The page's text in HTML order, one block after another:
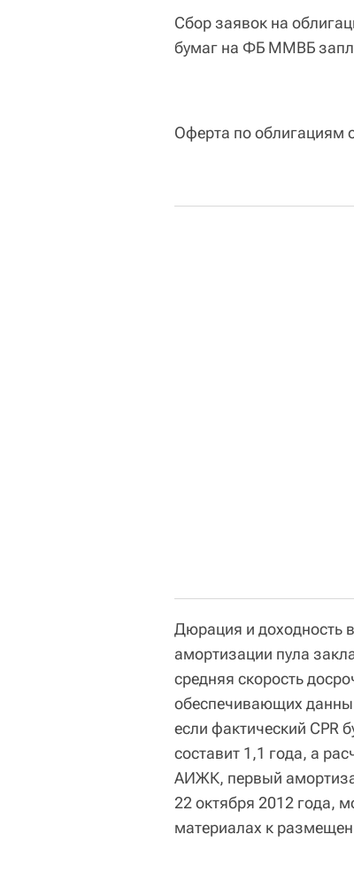
Сбор заявок на
бумаг на ФБ ММВБ
Оферта по облигациям
Дюрация и доходность
амортизации пула
средняя скорость
обеспечивающих
если фактический CPR
составит 1,1 года, а
АИЖК, первый
22 октября 2012 года,
материалах к